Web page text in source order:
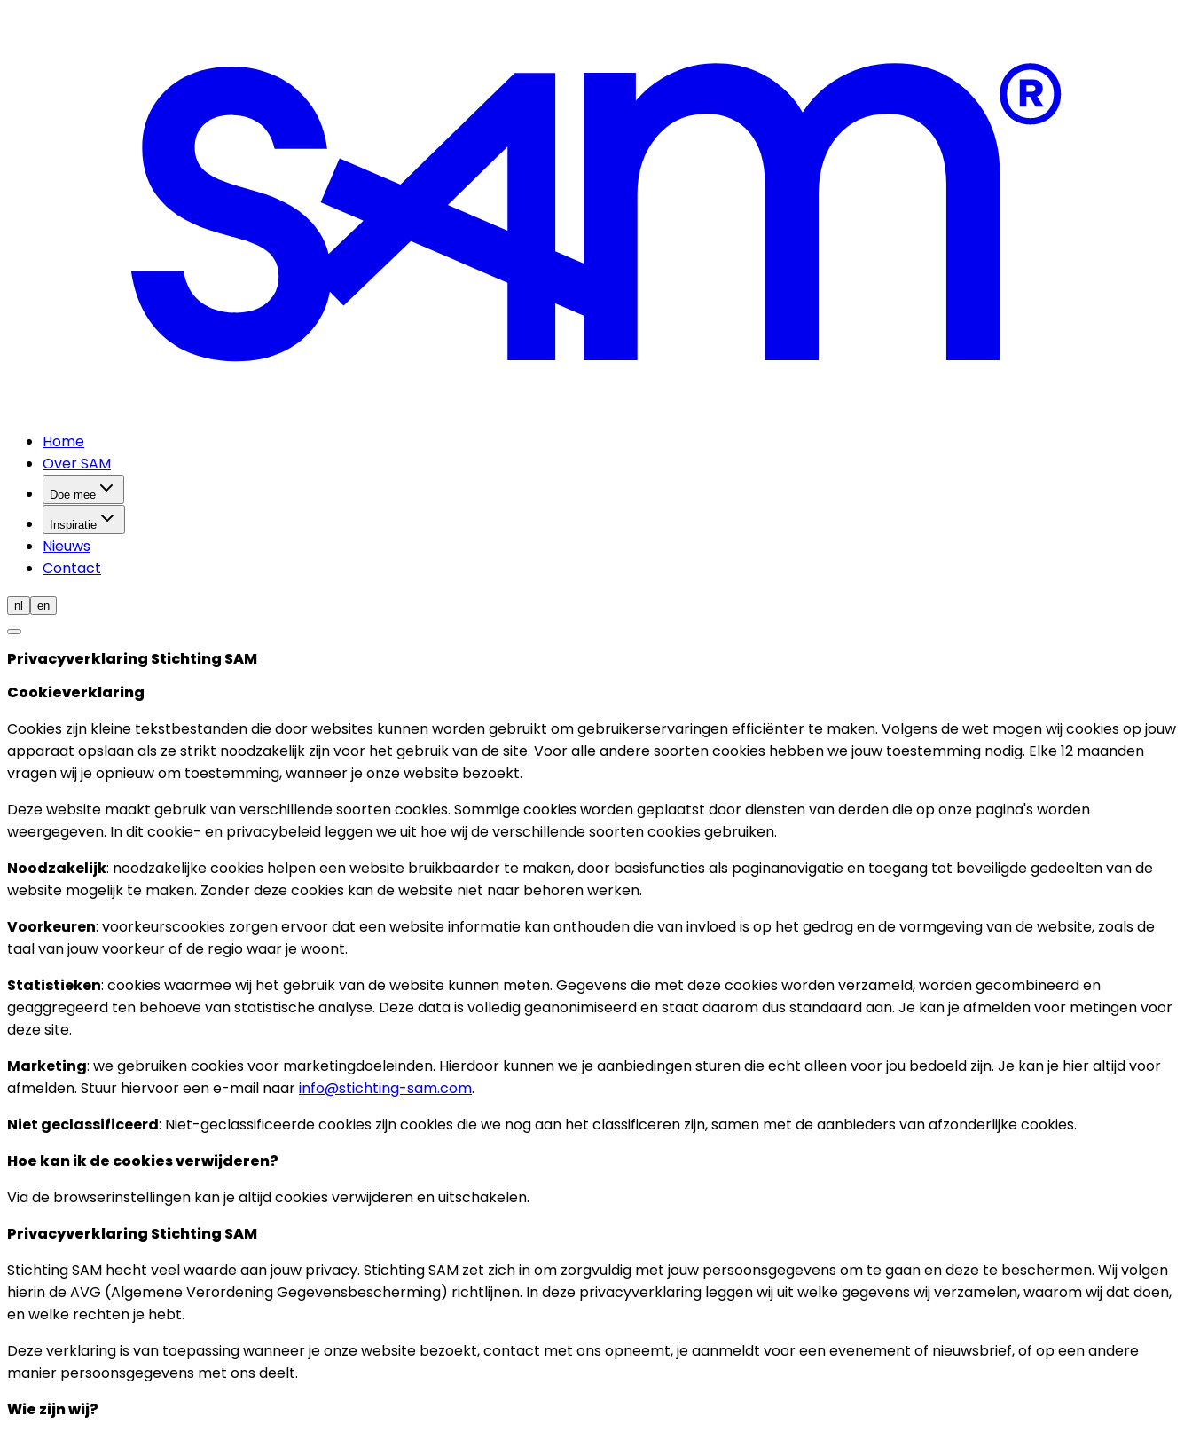
Home
Over SAM
Doe mee
Inspiratie
Nieuws
Contact
nl en
Privacyverklaring Stichting SAM
Cookieverklaring
Cookies zijn kleine tekstbestanden die door websites kunnen worden gebruikt om gebruikerservaringen efficiënter te maken. Volgens de wet mogen wij cookies op jouw
apparaat opslaan als ze strikt noodzakelijk zijn voor het gebruik van de site. Voor alle andere soorten cookies hebben we jouw toestemming nodig. Elke 12 maanden
vragen wij je opnieuw om toestemming, wanneer je onze website bezoekt.
Deze website maakt gebruik van verschillende soorten cookies. Sommige cookies worden geplaatst door diensten van derden die op onze pagina's worden
weergegeven. In dit cookie- en privacybeleid leggen we uit hoe wij de verschillende soorten cookies gebruiken.
Noodzakelijk: noodzakelijke cookies helpen een website bruikbaarder te maken, door basisfuncties als paginanavigatie en toegang tot beveiligde gedeelten van de
website mogelijk te maken. Zonder deze cookies kan de website niet naar behoren werken.
Voorkeuren: voorkeurscookies zorgen ervoor dat een website informatie kan onthouden die van invloed is op het gedrag en de vormgeving van de website, zoals de
taal van jouw voorkeur of de regio waar je woont.
Statistieken: cookies waarmee wij het gebruik van de website kunnen meten. Gegevens die met deze cookies worden verzameld, worden gecombineerd en
geaggregeerd ten behoeve van statistische analyse. Deze data is volledig geanonimiseerd en staat daarom dus standaard aan. Je kan je afmelden voor metingen voor
deze site.
Marketing: we gebruiken cookies voor marketingdoeleinden. Hierdoor kunnen we je aanbiedingen sturen die echt alleen voor jou bedoeld zijn. Je kan je hier altijd voor
afmelden. Stuur hiervoor een e-mail naarinfo@stichting-sam.com.
Niet geclassificeerd: Niet-geclassificeerde cookies zijn cookies die we nog aan het classificeren zijn, samen met de aanbieders van afzonderlijke cookies.
Hoe kan ik de cookies verwijderen?
Via de browserinstellingen kan je altijd cookies verwijderen en uitschakelen.
Privacyverklaring Stichting SAM
Stichting SAM hecht veel waarde aan jouw privacy. Stichting SAM zet zich in om zorgvuldig met jouw persoonsgegevens om te gaan en deze te beschermen. Wij volgen
hierin de AVG (Algemene Verordening Gegevensbescherming) richtlijnen. In deze privacyverklaring leggen wij uit welke gegevens wij verzamelen, waarom wij dat doen,
en welke rechten je hebt.
Deze verklaring is van toepassing wanneer je onze website bezoekt, contact met ons opneemt, je aanmeldt voor een evenement of nieuwsbrief, of op een andere
manier persoonsgegevens met ons deelt.
Wie zijn wij?